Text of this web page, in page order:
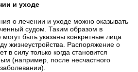
и уходе
о лечении и уходе можно оказывать
судом. Таким образом в
быть указаны конкретные лица
жизнеустройства. Распоряжение о
в силу только когда становится
(например, после несчастного